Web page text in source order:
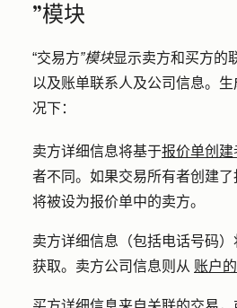
”模块
“交易方”模块显示卖方和买方的
以及账单联系人及公司信息。
况下：
卖方详细信息将基于报价单创建
者不同。如果交易所有者创建
将被设为报价单中的卖方。
卖方详细信息（包括电话号码）
获取。卖方公司信息则从 账户